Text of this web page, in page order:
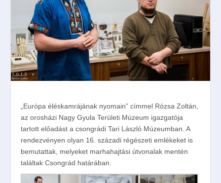
„Európa éléskamrájának nyomain” címmel Rózsa Zoltán,
az orosházi Nagy Gyula Területi Múzeum igazgatója
tartott előadást a csongrádi Tari László Múzeumban. A
rendezvényen olyan 16. századi régészeti emlékeket is
bemutattak, melyeket marhahajtási útvonalak mentén
találtak Csongrád határában.